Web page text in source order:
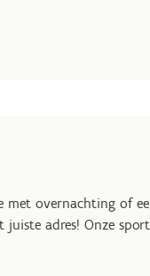
met overnachting of
juiste adres! Onze